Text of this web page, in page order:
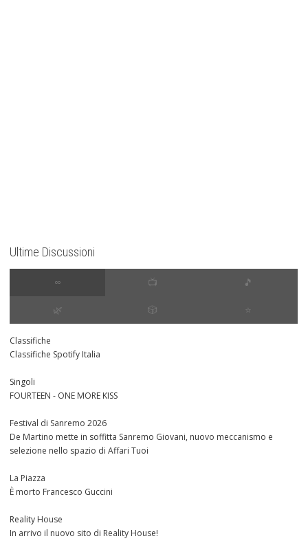
Ultime Discussioni
∞ 📺 🎵
🌿 🎲 ⭐️
Classifiche
Classifiche Spotify Italia
Singoli
FOURTEEN - ONE MORE KISS
Festival di Sanremo 2026
De Martino mette in soffitta Sanremo Giovani, nuovo meccanismo e
selezione nello spazio di Affari Tuoi
La Piazza
È morto Francesco Guccini
Reality House
In arrivo il nuovo sito di Reality House!